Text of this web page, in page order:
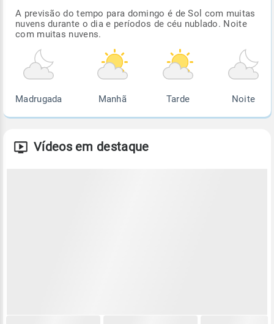
A previsão do tempo para domingo é de Sol com muitas
nuvens durante o dia e períodos de céu nublado. Noite
com muitas nuvens.
Madrugada Manhã Tarde Noite
Vídeos em destaque